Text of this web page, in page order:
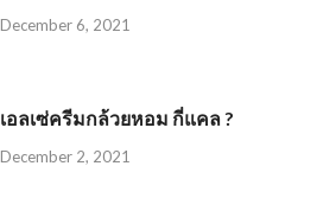
December 6, 2021
เอลเซ่ครีมกล้วยหอม กี่แคล ?
December 2, 2021